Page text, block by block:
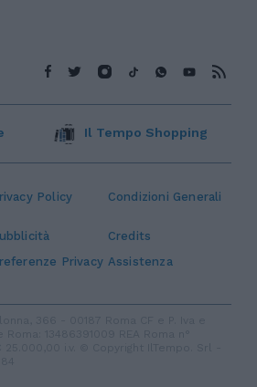
Policy Condizioni Generali
Credits
Privacy Assistenza
Il Tempo Shopping